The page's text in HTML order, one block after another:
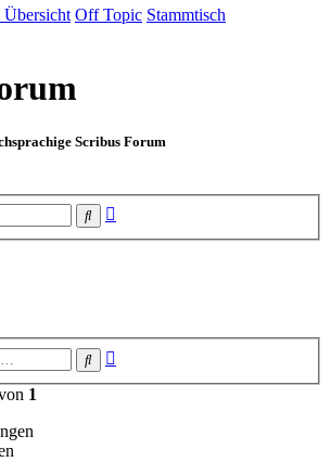
Übersicht Off Topic Stammtisch
Scribus Forum
Suche
Suche
1